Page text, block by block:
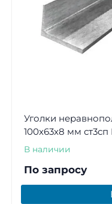
Уголки
100х63х8 мм
В наличии
По запросу